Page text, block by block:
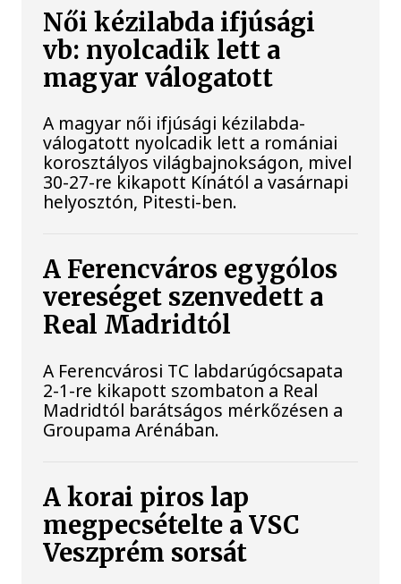
Női kézilabda ifjúsági
vb: nyolcadik lett a
magyar válogatott
A magyar női ifjúsági kézilabda-
válogatott nyolcadik lett a romániai
korosztályos világbajnokságon, mivel
30-27-re kikapott Kínától a vasárnapi
helyosztón, Pitesti-ben.
A Ferencváros egygólos
vereséget szenvedett a
Real Madridtól
A Ferencvárosi TC labdarúgócsapata
2-1-re kikapott szombaton a Real
Madridtól barátságos mérkőzésen a
Groupama Arénában.
A korai piros lap
megpecsételte a VSC
Veszprém sorsát